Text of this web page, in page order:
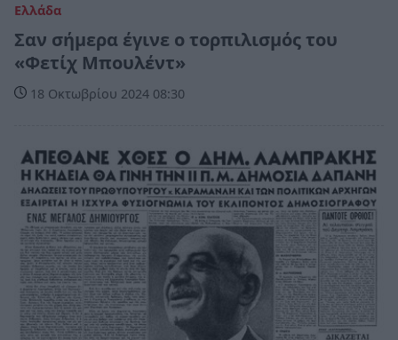
Ελλάδα
Σαν σήμερα έγινε ο τορπιλισμός του
«Φετίχ Μπουλέντ»
18 Οκτωβρίου 2024 08:30